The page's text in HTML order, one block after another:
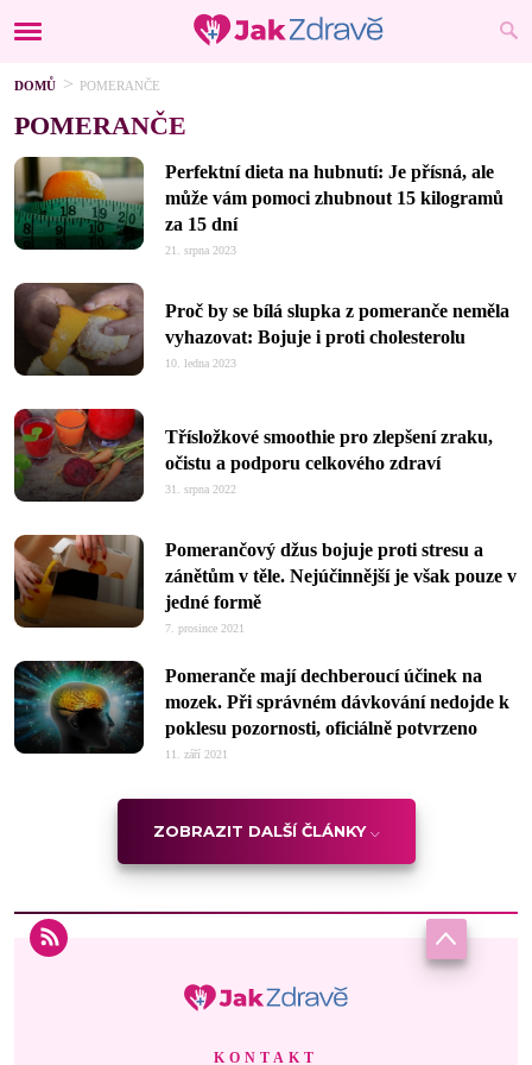
DOMŮ POMERANČE
POMERANČE
Perfektní dieta na hubnutí: Je přísná, ale
může vám pomoci zhubnout 15 kilogramů
za 15 dní
21. srpna 2023
Proč by se bílá slupka z pomeranče neměla
vyhazovat: Bojuje i proti cholesterolu
10. ledna 2023
Třísložkové smoothie pro zlepšení zraku,
očistu a podporu celkového zdraví
31. srpna 2022
Pomerančový džus bojuje proti stresu a
zánětům v těle. Nejúčinnější je však pouze v
jedné formě
7. prosince 2021
Pomeranče mají dechberoucí účinek na
mozek. Při správném dávkování nedojde k
poklesu pozornosti, oficiálně potvrzeno
11. září 2021
ZOBRAZIT DALŠÍ ČLÁNKY
KONTAKT